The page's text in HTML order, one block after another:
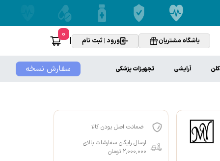
باشگاه مشتریان ورود | ثبت نام |
0
سفارش نسخه آرایشی تجهیزات پزشکی
ضمانت اصل بودن کالا
ارسال رایگان سفارشات بالای
2,000,000 تومان